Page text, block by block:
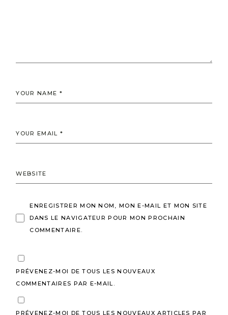
ENREGISTRER MON NOM, MON E-MAIL ET MON SITE
DANS LE NAVIGATEUR POUR MON PROCHAIN
COMMENTAIRE.
PRÉVENEZ-MOI DE TOUS LES NOUVEAUX
COMMENTAIRES PAR E-MAIL.
PRÉVENEZ-MOI DE TOUS LES NOUVEAUX ARTICLES PAR